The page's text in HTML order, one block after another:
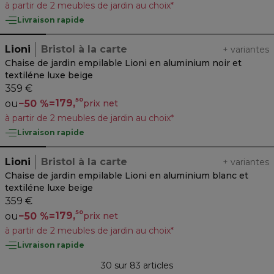
à partir de 2 meubles de jardin au choix*
Livraison rapide
Lioni Bristol à la carte + variantes
Chaise de jardin empilable Lioni en aluminium noir et
textiléne luxe beige
359 €
ou−50 %=179,50prix net
à partir de 2 meubles de jardin au choix*
Livraison rapide
Lioni Bristol à la carte + variantes
Chaise de jardin empilable Lioni en aluminium blanc et
textiléne luxe beige
359 €
ou−50 %=179,50prix net
à partir de 2 meubles de jardin au choix*
Livraison rapide
30 sur 83 articles